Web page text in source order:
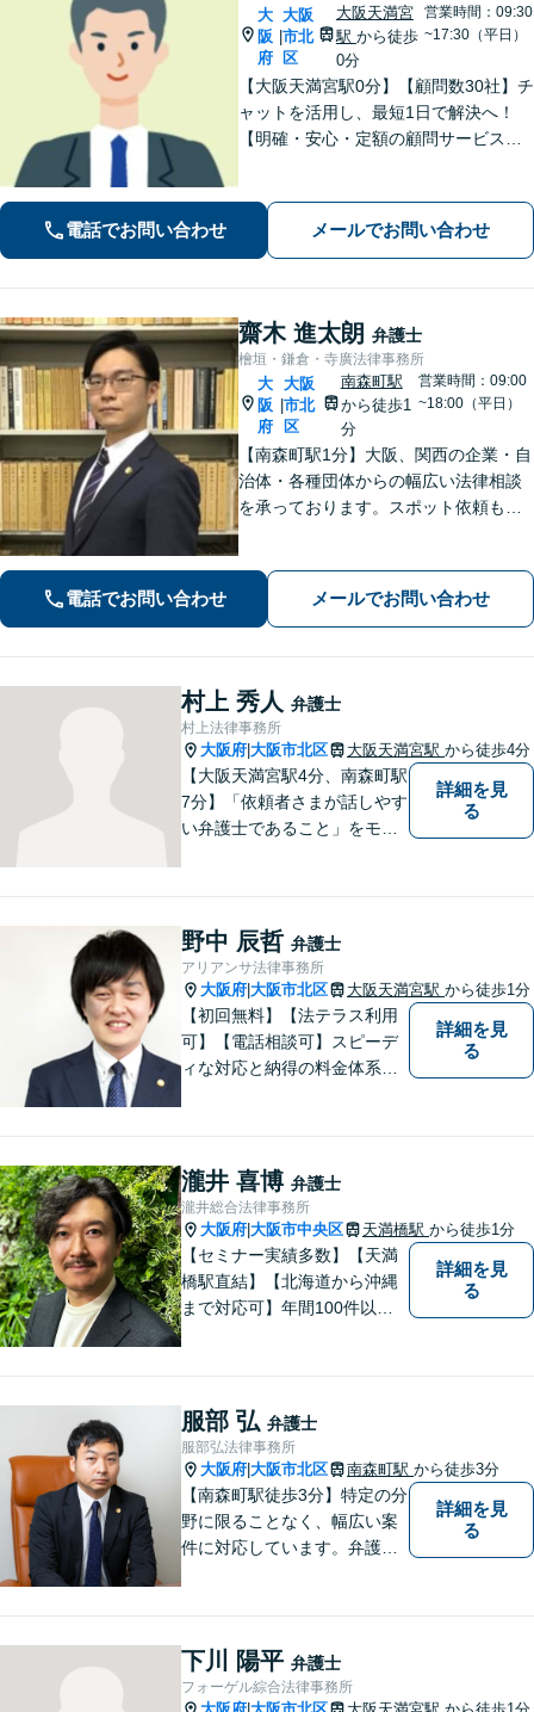
大
阪
府
大阪
市北
区
大阪天満宮
駅 から徒歩
0分
営業時間：09:30
~17:30（平日）
【大阪天満宮駅0分】【顧問数30社】チ
ャットを活用し、最短1日で解決へ！
【明確・安心・定額の顧問サービス】
者さまの負担を減らし、皆さまにとっ
て最善の解決を目指します【休日・夜
電話でお問い合わせ メールでお問い合わせ
齋木 進太朗 弁護士
檜垣・鎌倉・寺廣法律事務所
大
阪
府
大阪
市北
区
南森町駅
から徒歩1
分
営業時間：09:00
~18:00（平日）
【南森町駅1分】大阪、関西の企業・自
治体・各種団体からの幅広い法律相談
を承っております。スポット依頼も可
心を込めて取り組んでまいります【電
話・WEB面談可】【セカンドオピニオ
電話でお問い合わせ メールでお問い合わせ
村上 秀人 弁護士
村上法律事務所
大阪府 大阪市北区 大阪天満宮駅 から徒歩4分
【大阪天満宮駅4分、南森町駅
7分】「依頼者さまが話しやす
い弁護士であること」をモッ
と丁寧に説明していきますの
で、法律相談が初めての方で
も安心してお問合せくださ
い。
詳細を見
る
野中 辰哲 弁護士
アリアンサ法律事務所
大阪府 大阪市北区 大阪天満宮駅 から徒歩1分
【初回無料】【法テラス利用
可】【電話相談可】スピーデ
ィな対応と納得の料金体系で
詳細を見
る
瀧井 喜博 弁護士
瀧井総合法律事務所
大阪府 大阪市中央区 天満橋駅 から徒歩1分
【セミナー実績多数】【天満
橋駅直結】【北海道から沖縄
まで対応可】年間100件以上
すくご説明します【土日対応
可】【電話・メール・LINEで
面談予約可】
詳細を見
る
服部 弘 弁護士
服部弘法律事務所
大阪府 大阪市北区 南森町駅 から徒歩3分
【南森町駅徒歩3分】特定の分
野に限ることなく、幅広い案
件に対応しています。弁護士
まずはお気軽にご相談くださ
い。
詳細を見
る
下川 陽平 弁護士
フォーゲル綜合法律事務所
大阪府 大阪市北区 大阪天満宮駅 から徒歩1分